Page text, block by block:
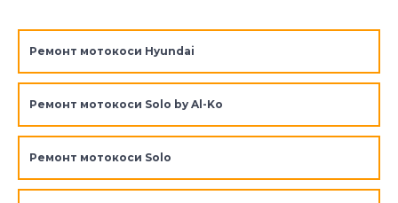
Ремонт мотокоси Hyundai
Ремонт мотокоси Solo by Al-Ko
Ремонт мотокоси Solo